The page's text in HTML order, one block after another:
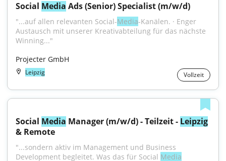
Social Media Ads (Senior) Specialist (m/w/d)
"...auf allen relevanten Social-Media-Kanälen. · Enger
Austausch mit unserer Kreativabteilung für das nächste
Winning..."
Projecter GmbH
Leipzig Vollzeit
Social Media Manager (m/w/d) - Teilzeit - Leipzig
& Remote
"...sondern aktiv im Management und Business
Development begleitet. Was das für Social Media